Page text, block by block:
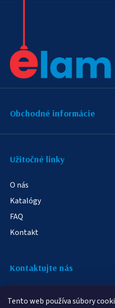
Tento web používa súbory
Obchodné informácie
Užitočné linky
O nás
Katalógy
FAQ
Kontakt
Kontaktujte nás